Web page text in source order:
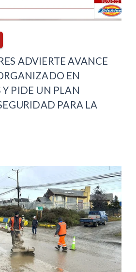
ADVIERTE AVANCE
EN
PIDE UN PLAN
PARA LA